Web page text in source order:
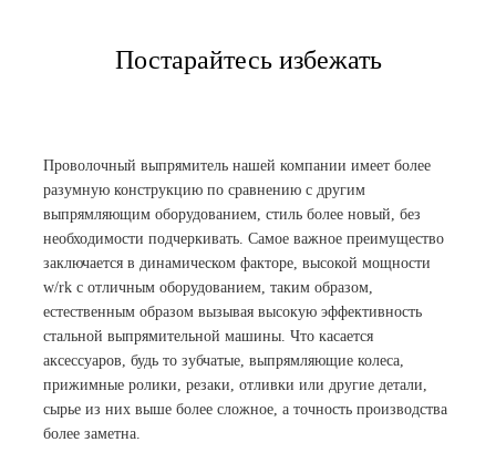
Постарайтесь избежать
проволоки
Проволочный выпрямитель нашей компании имеет более
разумную конструкцию по сравнению с другим
выпрямляющим оборудованием, стиль более новый, без
необходимости подчеркивать. Самое важное преимущество
заключается в динамическом факторе, высокой мощности
w/rk с отличным оборудованием, таким образом,
естественным образом вызывая высокую эффективность
стальной выпрямительной машины. Что касается
аксессуаров, будь то зубчатые, выпрямляющие колеса,
прижимные ролики, резаки, отливки или другие детали,
сырье из них выше более сложное, а точность производства
более заметна.